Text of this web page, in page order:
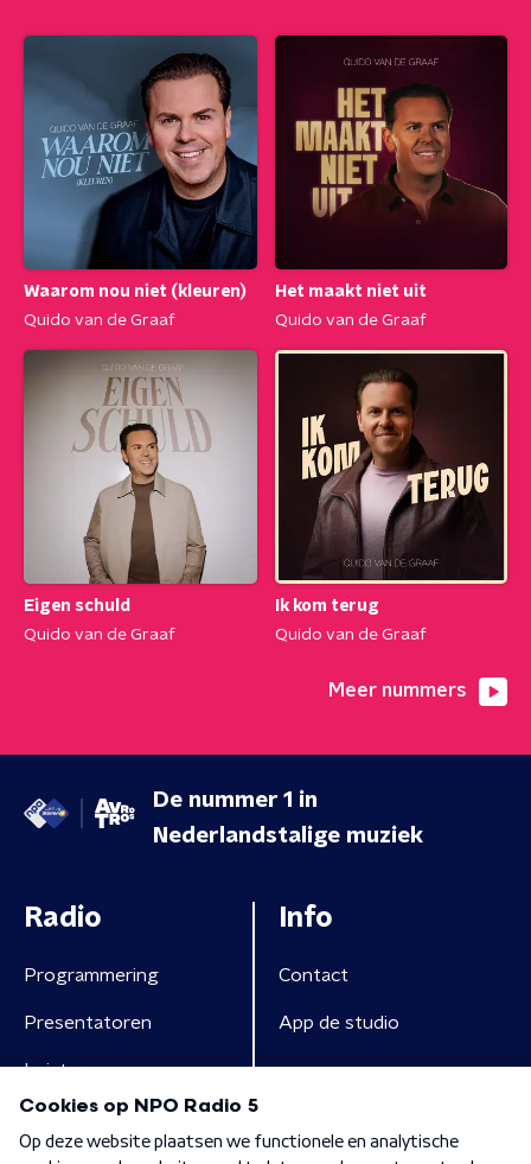
Waarom nou niet (kleuren)
Quido van de Graaf
Het maakt niet uit
Quido van de Graaf
Eigen schuld
Quido van de Graaf
Ik kom terug
Quido van de Graaf
Meer nummers
De nummer 1 in
Nederlandstalige muziek
Radio
Programmering
Presentatoren
Luisteren
Info
Contact
App de studio